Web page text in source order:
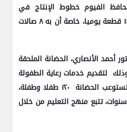
الفيوم خطوط الإنتاج في
المصنع، حيث يصل حجم الإنتاج إلى ١٤٠٠٠ قطعة يوميا، خاصة أن به ٨ صالات
أحمد الأنصاري، الحضانة الملحقة
لتقديم خدمات رعاية الطفولة
لأبناء السيدات العاملات بالمصنع، حيث تستوعب الحضانة ١٢٠ طفلا وطفلة،
وتستقبل الأطفال من سن ٣ شهور لـ٤ سنوات، تتبع منهج التعليم من خلال